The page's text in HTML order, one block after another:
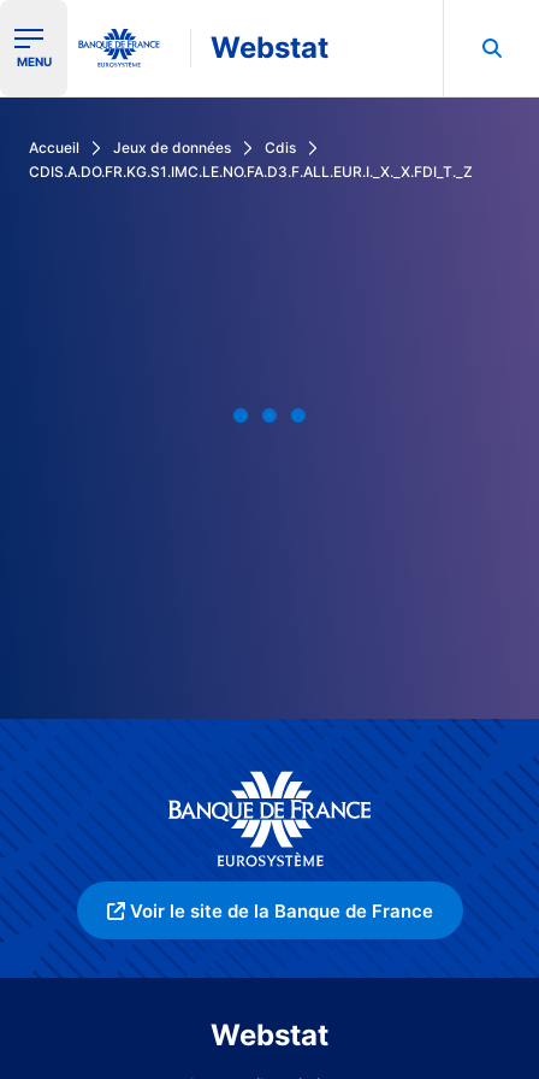
Ouvrir le menu de navigation
MENU Webstat
Accueil Jeux de données
Cdis
CDIS.A.DO.FR.KG.S1.IMC.LE.NO.FA.D3.F.ALL.EUR.I._X._X.FDI_T._Z
Voir le site de la Banque de France
Webstat